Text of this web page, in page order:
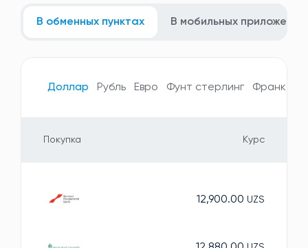
В обменных пунктах В мобильных
Доллар Рубль Евро Фунт стерлинг Франк
Покупка Курс
12,900.00 UZS